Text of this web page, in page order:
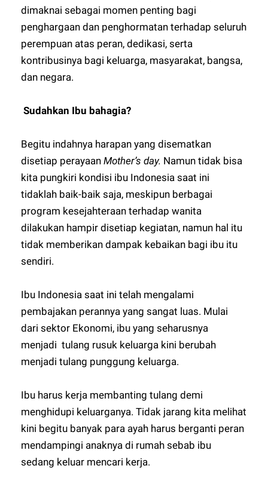
dimaknai sebagai momen penting bagi
penghargaan dan penghormatan terhadap seluruh
perempuan atas peran, dedikasi, serta
kontribusinya bagi keluarga, masyarakat, bangsa,
dan negara.
Sudahkan Ibu bahagia?
Begitu indahnya harapan yang disematkan
disetiap perayaanMother’s day. Namun tidak bisa
kita pungkiri kondisi ibu Indonesia saat ini
tidaklah baik-baik saja, meskipun berbagai
program kesejahteraan terhadap wanita
dilakukan hampir disetiap kegiatan, namun hal itu
tidak memberikan dampak kebaikan bagi ibu itu
sendiri.
Ibu Indonesia saat ini telah mengalami
pembajakan perannya yang sangat luas. Mulai
dari sektor Ekonomi, ibu yang seharusnya
menjadi tulang rusuk keluarga kini berubah
menjadi tulang punggung keluarga.
Ibu harus kerja membanting tulang demi
menghidupi keluarganya. Tidak jarang kita melihat
kini begitu banyak para ayah harus berganti peran
mendampingi anaknya di rumah sebab ibu
sedang keluar mencari kerja.